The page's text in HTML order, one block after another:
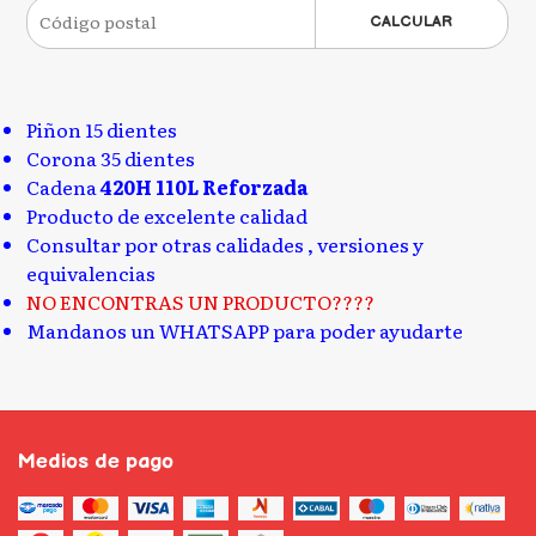
CALCULAR
Piñon 15 dientes
Corona 35 dientes
Cadena420H 110L Reforzada
Producto de excelente calidad
Consultar por otras calidades , versiones y
equivalencias
NO ENCONTRAS UN PRODUCTO????
Mandanos un WHATSAPP para poder ayudarte
Medios de pago